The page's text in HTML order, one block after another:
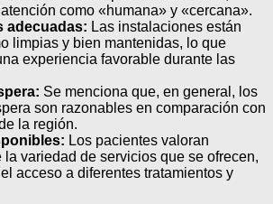
como «humana» y «cercana».
adecuadas: Las instalaciones están
limpias y bien mantenidas, lo que
experiencia favorable durante las
Se menciona que, en general, los
son razonables en comparación con
la región.
Los pacientes valoran
la variedad de servicios que se ofrecen,
acceso a diferentes tratamientos y